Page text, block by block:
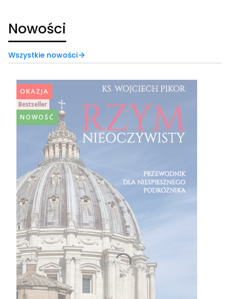
Nowości
Wszystkie nowości
OKAZJA
Bestseller
NOWOŚĆ